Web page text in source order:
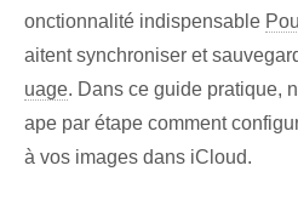
onctionnalité indispensable
aitent synchroniser et
uage. Dans ce guide pratique,
ape par étape comment
à vos images dans iCloud.